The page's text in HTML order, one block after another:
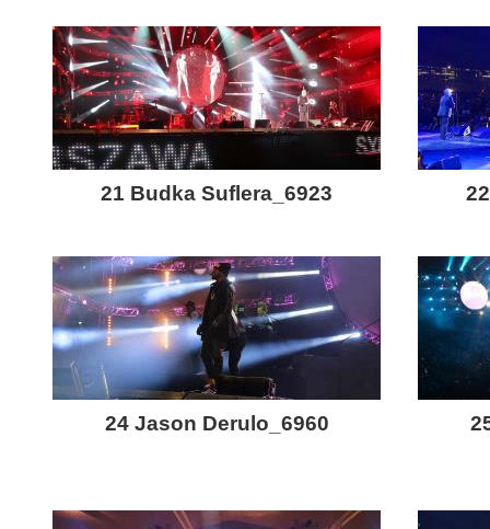
21 Budka Suflera_6923
24 Jason Derulo_6960